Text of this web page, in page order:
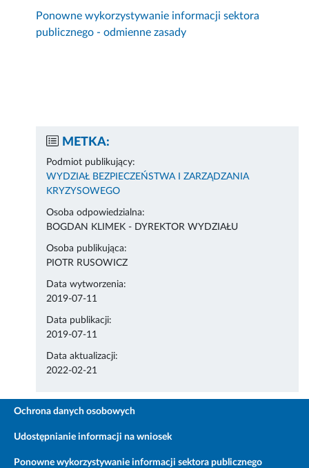
Ponowne wykorzystywanie informacji sektora
publicznego - odmienne zasady
METKA:
Podmiot publikujący:
WYDZIAŁ BEZPIECZEŃSTWA I ZARZĄDZANIA
KRYZYSOWEGO
Osoba odpowiedzialna:
BOGDAN KLIMEK - DYREKTOR WYDZIAŁU
Osoba publikująca:
PIOTR RUSOWICZ
Data wytworzenia:
2019-07-11
Data publikacji:
2019-07-11
Data aktualizacji:
2022-02-21
Ochrona danych osobowych
Udostępnianie informacji na wniosek
Ponowne wykorzystywanie informacji sektora publicznego